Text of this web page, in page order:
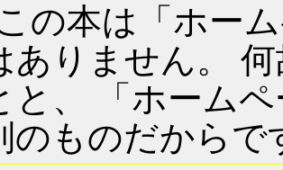
の本は「ホー
ありません。
と、 「ホーム
のものだからで